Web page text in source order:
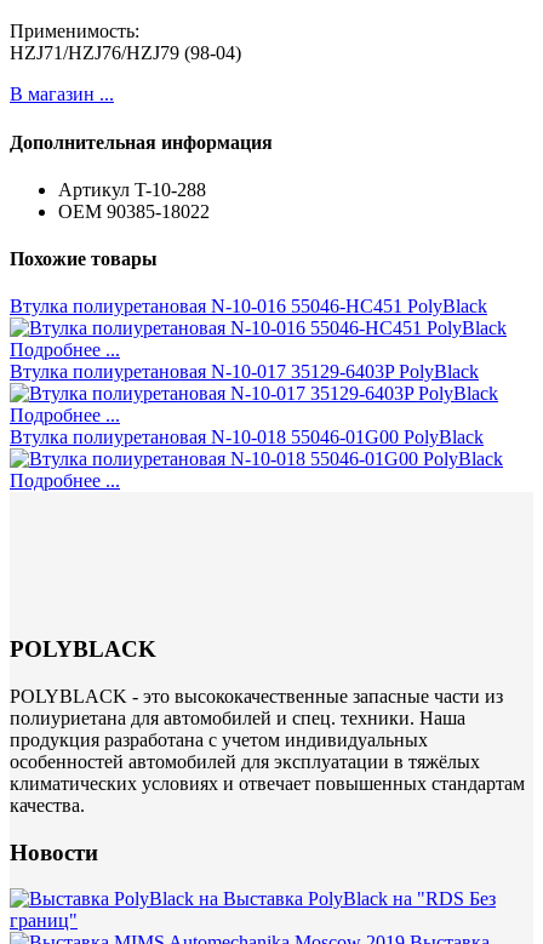
Применимость:
HZJ71/HZJ76/HZJ79 (98-04)
В магазин ...
Дополнительная информация
Артикул T-10-288
ОЕМ 90385-18022
Похожие товары
Втулка полиуретановая N-10-016 55046-HC451 PolyBlack
Подробнее ...
Втулка полиуретановая N-10-017 35129-6403P PolyBlack
Подробнее ...
Втулка полиуретановая N-10-018 55046-01G00 PolyBlack
Подробнее ...
POLYBLACK
POLYBLACK - это высококачественные запасные части из
полиуриетана для автомобилей и спец. техники. Наша
продукция разработана с учетом индивидуальных
особенностей автомобилей для эксплуатации в тяжёлых
климатических условиях и отвечает повышенных стандартам
качества.
Новости
Выставка PolyBlack на "RDS Без
границ"